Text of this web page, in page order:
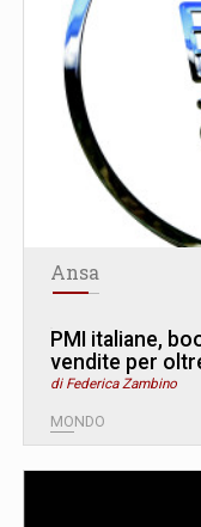
Ansa
PMI italiane,
vendite per
di Federica Zambino
MONDO